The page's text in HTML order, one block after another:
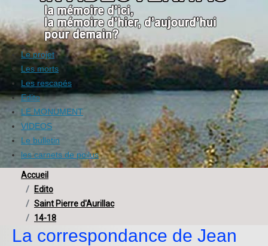
Le projet
Les morts
Les rescapés
Edito
LE MONUMENT
VIDEOS
Le bulletin
les carnets de poilus
Accueil
Edito
Saint Pierre d'Aurillac
14-18
La correspondance de Jean